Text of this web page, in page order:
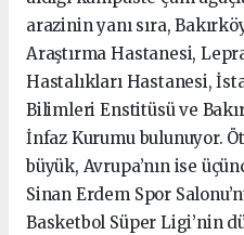
arazinin yanı sıra,
Araştırma Hastanesi,
Hastalıkları Hastanesi,
Bilimleri Enstitüsü ve
İnfaz Kurumu bulunuyor.
büyük, Avrupa’nın ise
Sinan Erdem Spor
Basketbol Süper Ligi’nin